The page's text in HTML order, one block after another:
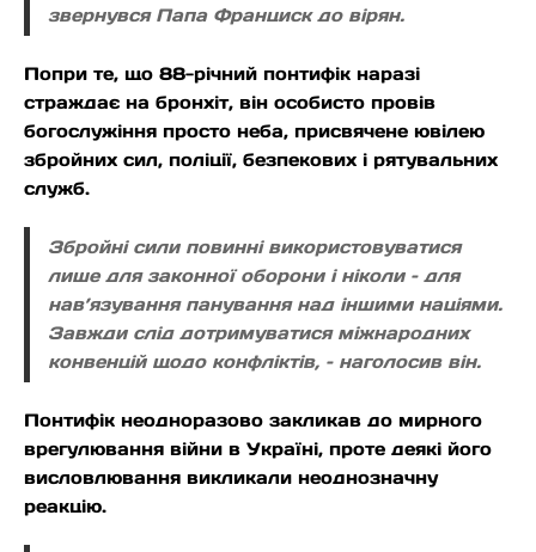
звернувся Папа Франциск до вірян.
Попри те, що 88-річний понтифік наразі
страждає на бронхіт, він особисто провів
богослужіння просто неба, присвячене ювілею
збройних сил, поліції, безпекових і рятувальних
служб.
Збройні сили повинні використовуватися
лише для законної оборони і ніколи – для
нав’язування панування над іншими націями.
Завжди слід дотримуватися міжнародних
конвенцій щодо конфліктів, – наголосив він.
Понтифік неодноразово закликав до мирного
врегулювання війни в Україні, проте деякі його
висловлювання викликали неоднозначну
реакцію.